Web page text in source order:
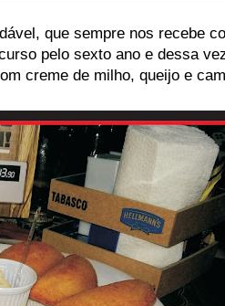
que sempre nos recebe
pelo sexto ano e dessa
creme de milho, queijo e